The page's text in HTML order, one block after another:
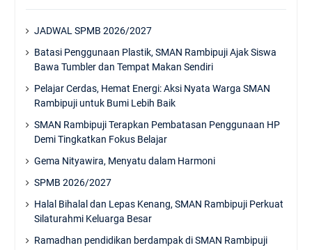
JADWAL SPMB 2026/2027
Batasi Penggunaan Plastik, SMAN Rambipuji Ajak Siswa
Bawa Tumbler dan Tempat Makan Sendiri
Pelajar Cerdas, Hemat Energi: Aksi Nyata Warga SMAN
Rambipuji untuk Bumi Lebih Baik
SMAN Rambipuji Terapkan Pembatasan Penggunaan HP
Demi Tingkatkan Fokus Belajar
Gema Nityawira, Menyatu dalam Harmoni
SPMB 2026/2027
Halal Bihalal dan Lepas Kenang, SMAN Rambipuji Perkuat
Silaturahmi Keluarga Besar
Ramadhan pendidikan berdampak di SMAN Rambipuji